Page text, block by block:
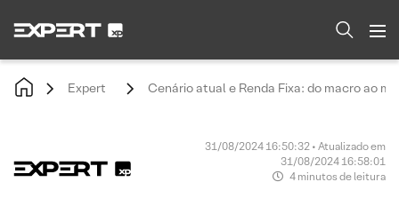
Expert Cenário atual e Renda Fixa: do macro ao
31/08/2024 16:50:32 • Atualizado em
31/08/2024 16:58:01
4 minutos de leitura